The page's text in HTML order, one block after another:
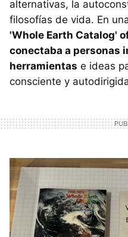
alternativas, la
filosofías de vida. En
'Whole Earth Catalog'
conectaba a personas
herramientas e ideas
consciente y